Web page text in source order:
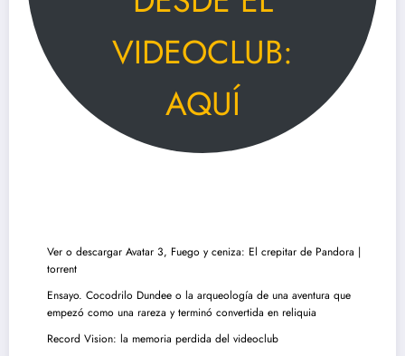
VIDEOCLUB:
AQUÍ
Ver o descargar Avatar 3, Fuego y ceniza: El crepitar de Pandora |
torrent
Ensayo. Cocodrilo Dundee o la arqueología de una aventura que
empezó como una rareza y terminó convertida en reliquia
Record Vision: la memoria perdida del videoclub